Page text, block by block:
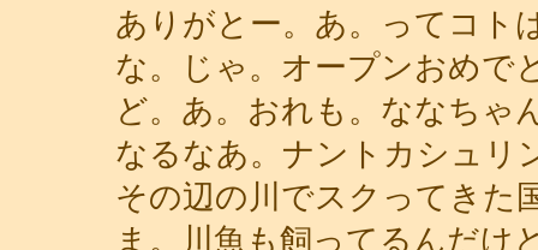
ありがとー。あ。ってコト
な。じゃ。オープンおめで
ど。あ。おれも。ななちゃ
なるなあ。ナントカシュ
その辺の川でスクってきた
ま。川魚も飼ってるんだけ